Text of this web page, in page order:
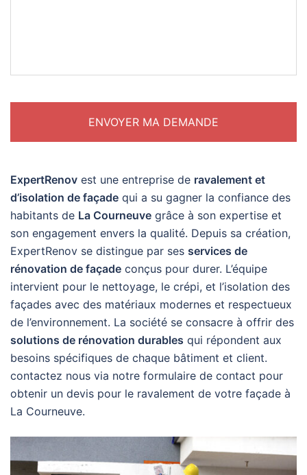
ExpertRenov est une entreprise de ravalement et
d’isolation de façade qui a su gagner la confiance des
habitants de La Courneuve grâce à son expertise et
son engagement envers la qualité. Depuis sa création,
ExpertRenov se distingue par ses services de
rénovation de façade conçus pour durer. L’équipe
intervient pour le nettoyage, le crépi, et l’isolation des
façades avec des matériaux modernes et respectueux
de l’environnement. La société se consacre à offrir des
solutions de rénovation durables qui répondent aux
besoins spécifiques de chaque bâtiment et client.
contactez nous via notre formulaire de contact pour
obtenir un devis pour le ravalement de votre façade à
La Courneuve.